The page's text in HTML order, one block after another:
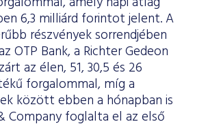
6,3 milliárd forintot jelent. A
részvények sorrendjében
OTP Bank, a Richter Gedeon
az élen, 51, 30,5 és 26
forgalommal, míg a
között ebben a hónapban is
Company foglalta el az első